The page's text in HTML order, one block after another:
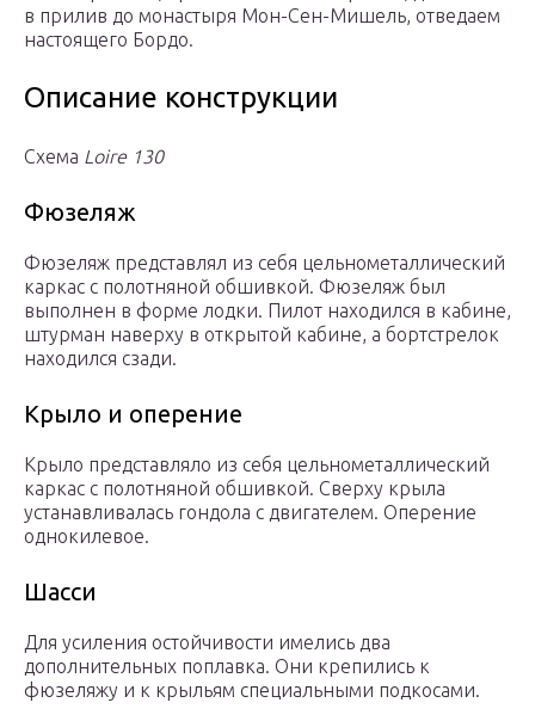
в прилив до монастыря Мон-Сен-Мишель, отведаем
настоящего Бордо.
Описание конструкции
Схема Loire 130
Фюзеляж
Фюзеляж представлял из себя цельнометаллический
каркас с полотняной обшивкой. Фюзеляж был
выполнен в форме лодки. Пилот находился в кабине,
штурман наверху в открытой кабине, а бортстрелок
находился сзади.
Крыло и оперение
Крыло представляло из себя цельнометаллический
каркас с полотняной обшивкой. Сверху крыла
устанавливалась гондола с двигателем. Оперение
однокилевое.
Шасси
Для усиления остойчивости имелись два
дополнительных поплавка. Они крепились к
фюзеляжу и к крыльям специальными подкосами.